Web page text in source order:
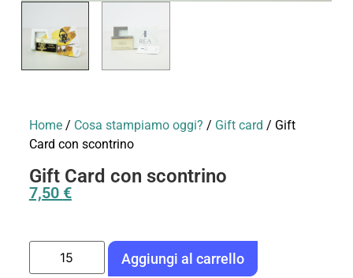
Home/ Cosa stampiamo oggi? / Gift card / Gift
Card con scontrino
Gift Card con scontrino
7,50 €
Aggiungi al carrello